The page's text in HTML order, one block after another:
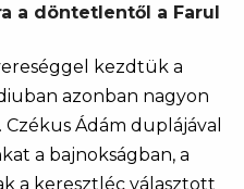
a döntetlentől a Farul
kezdtük a
azonban nagyon
Ádám duplájával
a bajnokságban, a
a keresztléc választott